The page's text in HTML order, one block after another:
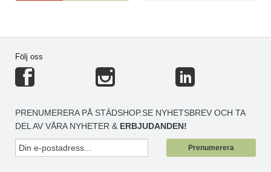
Följ oss
PRENUMERERA PÅ STÄDSHOP.SE NYHETSBREV OCH TA
DEL AV VÅRA NYHETER & ERBJUDANDEN!
Prenumerera